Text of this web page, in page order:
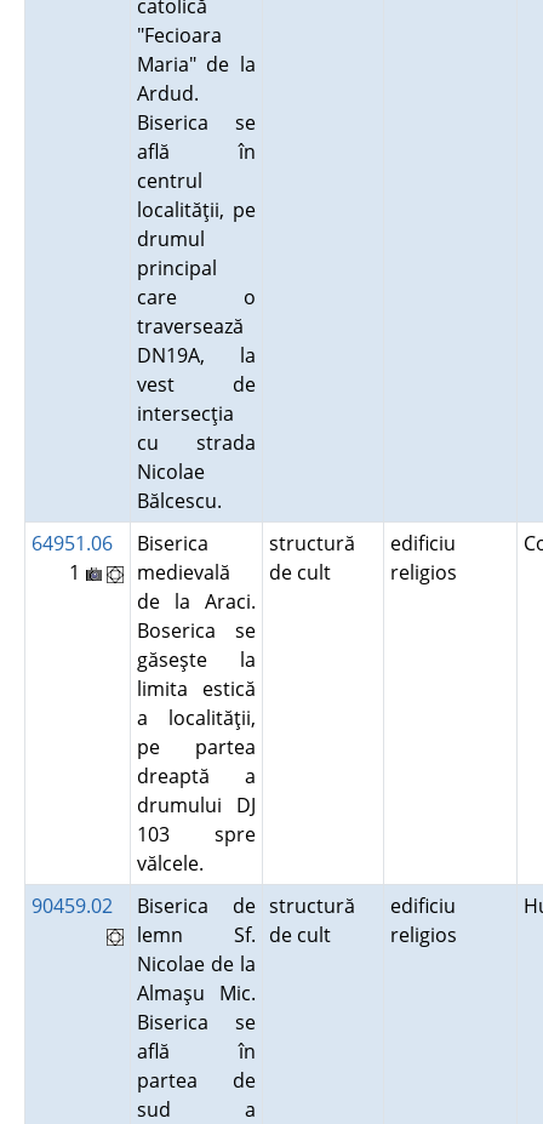
catolică
"Fecioara
Maria" de la
Ardud.
Biserica se
află în
centrul
localităţii, pe
drumul
principal
care o
traversează
DN19A, la
vest de
intersecţia
cu strada
Nicolae
Bălcescu.
64951.06
1
Biserica
medievală
de la Araci.
Boserica se
găseşte la
limita estică
a localităţii,
pe partea
dreaptă a
drumului DJ
103 spre
vălcele.
structură
de cult
edificiu
religios
90459.02
Biserica de
lemn Sf.
Nicolae de la
Almaşu Mic.
Biserica se
află în
partea de
sud a
structură
de cult
edificiu
religios